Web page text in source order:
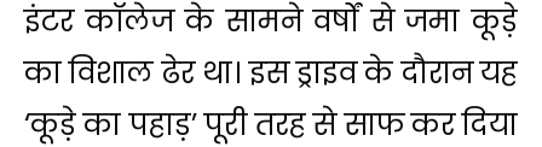
इंटर कॉलेज के सामने वर्षों से जमा कूड़े
का विशाल ढेर था। इस ड्राइव के दौरान यह
‘कूड़े का पहाड़’ पूरी तरह से साफ कर दिया